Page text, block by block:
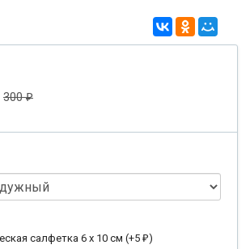
300₽
салфетка 6 х 10 см (+5 ₽)